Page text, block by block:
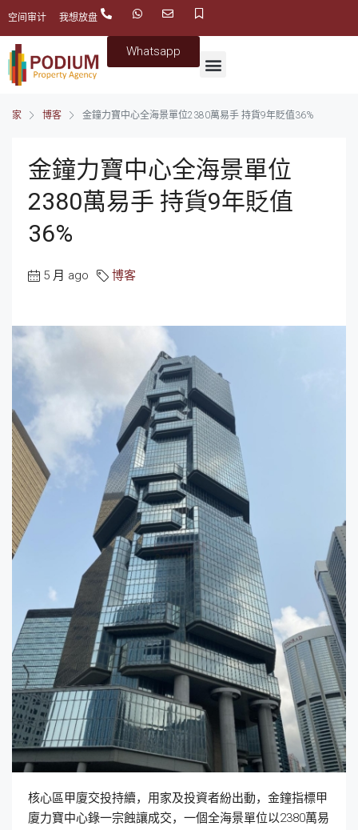
空间审计 我想放盘
Whatsapp
家 博客 金鐘力寶中心全海景單位2380萬易手 持貨9年貶值36%
金鐘力寶中心全海景單位
2380萬易手 持貨9年貶值
36%
5 月 ago 博客
核心區甲廈交投持續，用家及投資者紛出動，金鐘指標甲
廈力寶中心錄一宗蝕讓成交，一個全海景單位以2380萬易